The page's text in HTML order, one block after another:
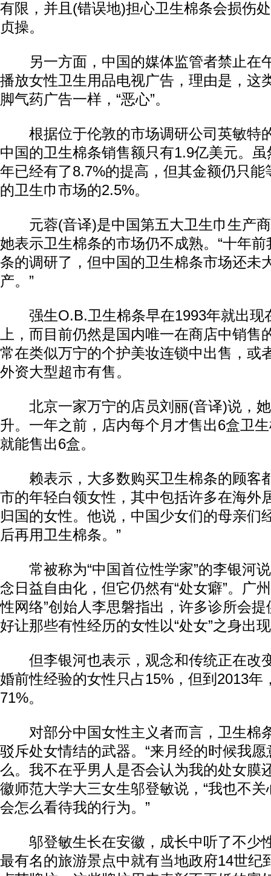
有限，并且(错误地)担心卫生棉条会损伤
贞操。
另一方面，中国的媒体监管者禁止在
播放女性卫生用品电视广告，理由是，这
脚气药广告一样，“恶心”。
根据位于伦敦的市场调研公司英敏特
中国的卫生棉条销售额只有1.9亿美元。
年已经有了8.7%的提高，但其金额仍只能
的卫生巾市场的2.5%。
元蓉(音译)是中国第五大卫生巾生产商
她表示卫生棉条的市场仍不成熟。“十年
条的调研了，但中国的卫生棉条市场还未
产。”
强生O.B.卫生棉条早在1993年就出现
上，而目前仍然是国内唯一在商店中销售
常在类似万宁的个护美妆连锁中出售，或
外资大型超市有售。
北京一家万宁的店员刘丽(音译)说，她
升。一年之前，店内每个月才售出6盒卫
就能售出6盒。
赖表示，大多数购买卫生棉条的顾客
市的年轻白领女性，其中包括许多在海外
归国的女性。他说，中国少女们的母亲们
后再用卫生棉条。”
常被称为“中国首位性学家”的李银河
念日益自由化，但它仍然有“处女癖”。广
性网络”创始人李思磐指出，许多诊所会
好让那些有性经历的女性以“处女”之身出
但李银河也表示，观念和传统正在改
婚前性经验的女性只占15%，但到2013年
71%。
对部分中国女性主义者而言，卫生棉
驳斥处女情结的武器。“来月经的时候我
么。我不在乎男人是否会认为我的处女膜
徽师范大学大三女生邬登敏说，“我也不
会怎么看待我的行为。”
邬登敏生长在安徽，成长中听了不少
最有名的旅游景点中就有当地政府14世纪